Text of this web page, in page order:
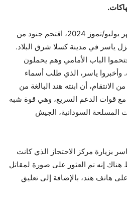
وفي إحدى ليالي دافئة من شهر يوليو/تموز 2024، اقتحم جنود من
ياسر في مدينة كسلا شرق البلاد.
الباب الأمامي وهم يحملون
وأخبروا ياسر، الذي طلب أسماء
الانتقام، أن ابنته هند البالغة من
مع قوات الدعم السريع، وهي قوة شبه
المسلحة السودانية، الجيش
بزيارة مركز الاحتجاز الذي كانت
إنه تم العثور على صورة لمقاتل
هاتف هند، بالإضافة إلى تعليق